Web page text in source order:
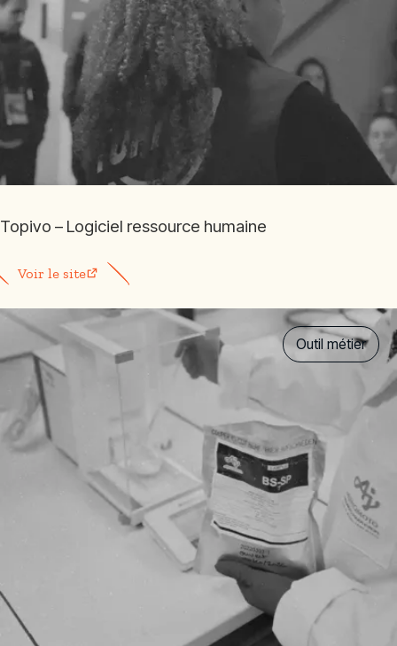
Topivo – Logiciel ressource humaine
Voir le site
Outil métier